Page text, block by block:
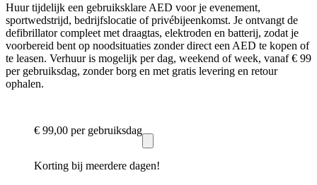
Huur tijdelijk een gebruiksklare AED voor je evenement,
sportwedstrijd, bedrijfslocatie of privébijeenkomst. Je ontvangt de
defibrillator compleet met draagtas, elektroden en batterij, zodat je
voorbereid bent op noodsituaties zonder direct een AED te kopen of
te leasen. Verhuur is mogelijk per dag, weekend of week, vanaf € 99
per gebruiksdag, zonder borg en met gratis levering en retour
ophalen.
€ 99,00 per gebruiksdag
Korting bij meerdere dagen!